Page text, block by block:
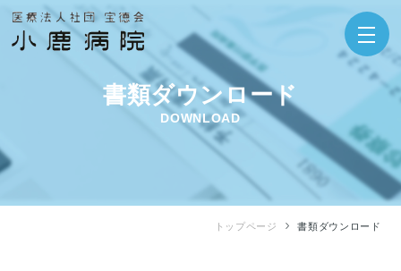
書類ダウンロード
DOWNLOAD
トップページ 書類ダウンロード